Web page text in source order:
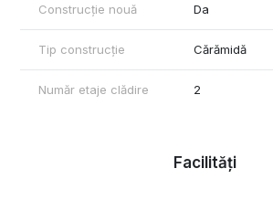
Construcție nouă Da
Tip construcție Cărămidă
Număr etaje clădire 2
Facilități